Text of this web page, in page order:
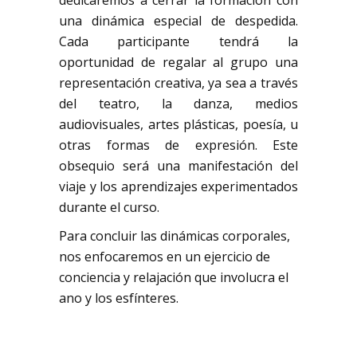
una dinámica especial de despedida.
Cada participante tendrá la
oportunidad de regalar al grupo una
representación creativa, ya sea a través
del teatro, la danza, medios
audiovisuales, artes plásticas, poesía, u
otras formas de expresión. Este
obsequio será una manifestación del
viaje y los aprendizajes experimentados
durante el curso.
Para concluir las dinámicas corporales,
nos enfocaremos en un ejercicio de
conciencia y relajación que involucra el
ano y los esfínteres.